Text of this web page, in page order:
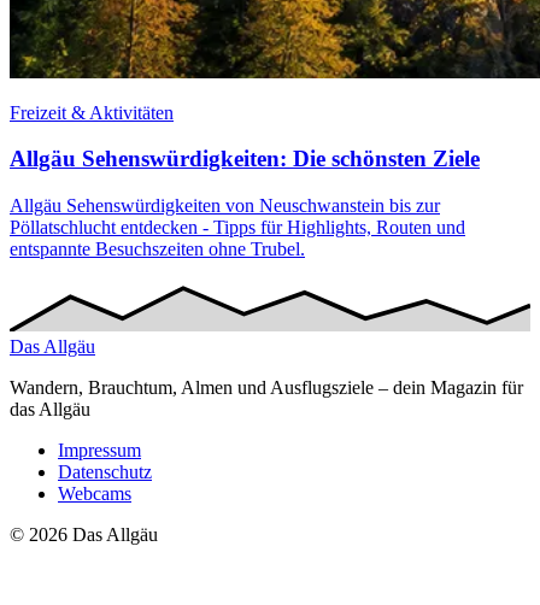
Freizeit & Aktivitäten
Allgäu Sehenswürdigkeiten: Die schönsten Ziele
Allgäu Sehenswürdigkeiten von Neuschwanstein bis zur
Pöllatschlucht entdecken - Tipps für Highlights, Routen und
entspannte Besuchszeiten ohne Trubel.
Das Allgäu
Wandern, Brauchtum, Almen und Ausflugsziele – dein Magazin für
das Allgäu
Impressum
Datenschutz
Webcams
© 2026 Das Allgäu